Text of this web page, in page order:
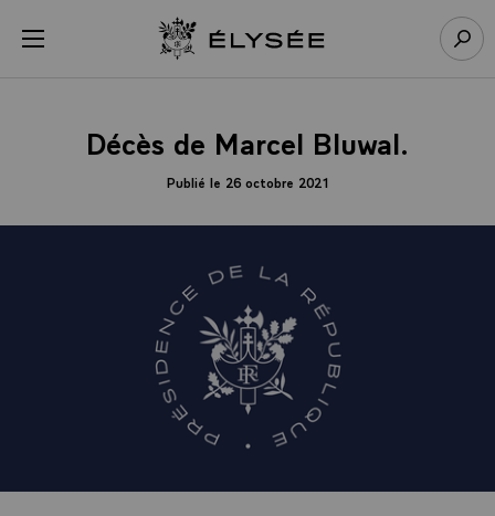
menu Retour à l’accueil Élysée
Décès de Marcel Bluwal.
Publié le 26 octobre 2021
Panneau de gestion des cookies